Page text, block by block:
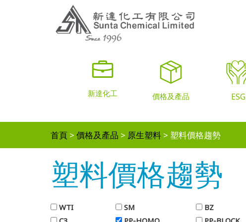
新達化工 價格及產品 ESG
首頁 價格及產品 原生塑料 塑料價格趨勢
塑料價格趨勢
WTI SM BZ